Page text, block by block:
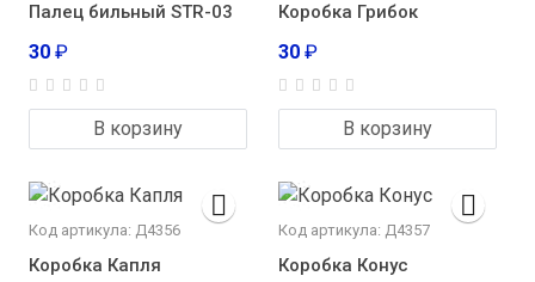
Палец бильный STR-03
30 ₽
В корзину
Коробка Грибок
30 ₽
В корзину
Код артикула: Д4356
Коробка Капля
Код артикула: Д4357
Коробка Конус